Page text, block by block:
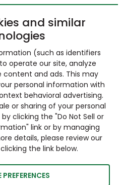
and similar
(such as identifiers
operate our site, analyze
content and ads. This may
personal information with
behavioral advertising.
or sharing of your personal
clicking the "Do Not Sell or
link or by managing
details, please review our
the link below.